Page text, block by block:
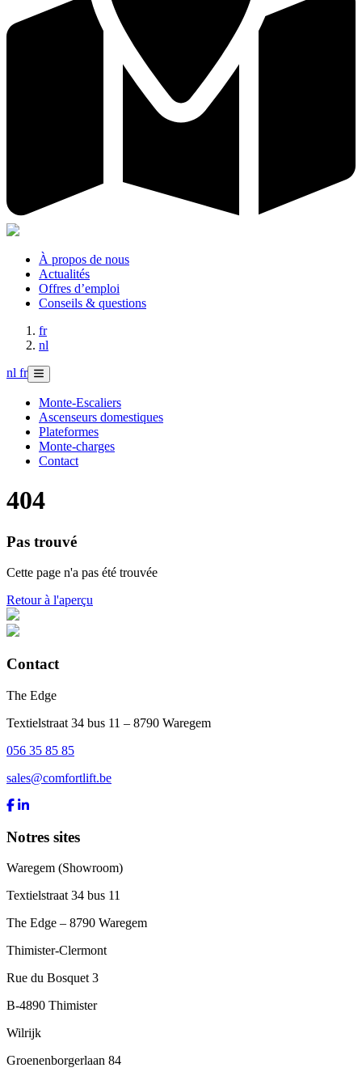
À propos de nous
Actualités
Offres d’emploi
Conseils & questions
fr
nl
nl fr
Monte-Escaliers
Ascenseurs domestiques
Plateformes
Monte-charges
Contact
404
Pas trouvé
Cette page n'a pas été trouvée
Retour à l'aperçu
Contact
The Edge
Textielstraat 34 bus 11 – 8790 Waregem
056 35 85 85
sales@comfortlift.be
Notres sites
Waregem (Showroom)
Textielstraat 34 bus 11
The Edge – 8790 Waregem
Thimister-Clermont
Rue du Bosquet 3
B-4890 Thimister
Wilrijk
Groenenborgerlaan 84